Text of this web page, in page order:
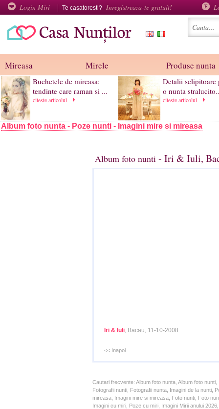
Login Miri Te casatoresti? Inregistreaza-te gratuit!
Mireasa Mirele Produse nunta
Buchetele de mireasa:
tendinte care raman si ...
citeste articolul
Detalii sclipitoare
o nunta
citeste articolul
Album foto nunta - Poze nunti - Imagini mire si mireasa
Album foto nunti - Iri & Iuli,
Iri & Iuli, Bacau, 11-10-2008
<< Inapoi
Cautari frecvente: Album foto nunta, Album foto
Fotografii nunti, Fotografii nunta, Imagini de la nunti,
mireasa, Imagini mire si mireasa, Foto nunti, Foto
Imagini cu miri, Poze cu miri, Imagini Mirii anului